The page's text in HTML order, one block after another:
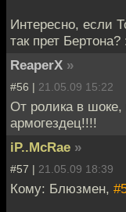
Интересно, если
так прет Бертона?
ReaperX »
#56 | 21.05.09 15:22
От ролика в
армогездец!!!!
iP..McRae »
#57 | 21.05.09 18:39
Кому: Блюзмен,